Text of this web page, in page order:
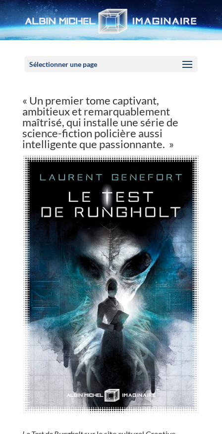
Sélectionner une page
« Un premier tome captivant,
ambitieux et remarquablement
maîtrisé, qui installe une série de
science-fiction policière aussi
intelligente que passionnante. »
Panneau de gestion des cookies